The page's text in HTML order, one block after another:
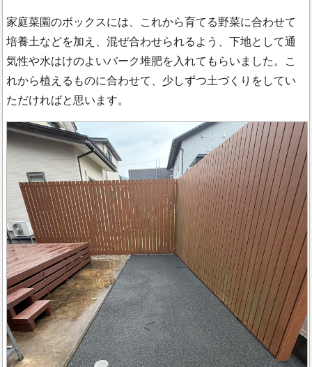
家庭菜園のボックスには、これから育てる野菜に合わせて
培養土などを加え、混ぜ合わせられるよう、下地として通
気性や水はけのよいバーク堆肥を入れてもらいました。こ
れから植えるものに合わせて、少しずつ土づくりをしてい
ただければと思います。